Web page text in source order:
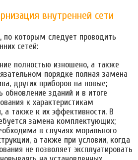
внутренней сети
по которым следует проводить
сетей:
полностью изношено, а также
порядке полная замена
других приборов на новые;
обновление зданий и в итоге
к характеристикам
а также к их эффективности. В
замена комплектующих;
в случаях морального
а также при условии, когда
не позволяет эксплуатировать